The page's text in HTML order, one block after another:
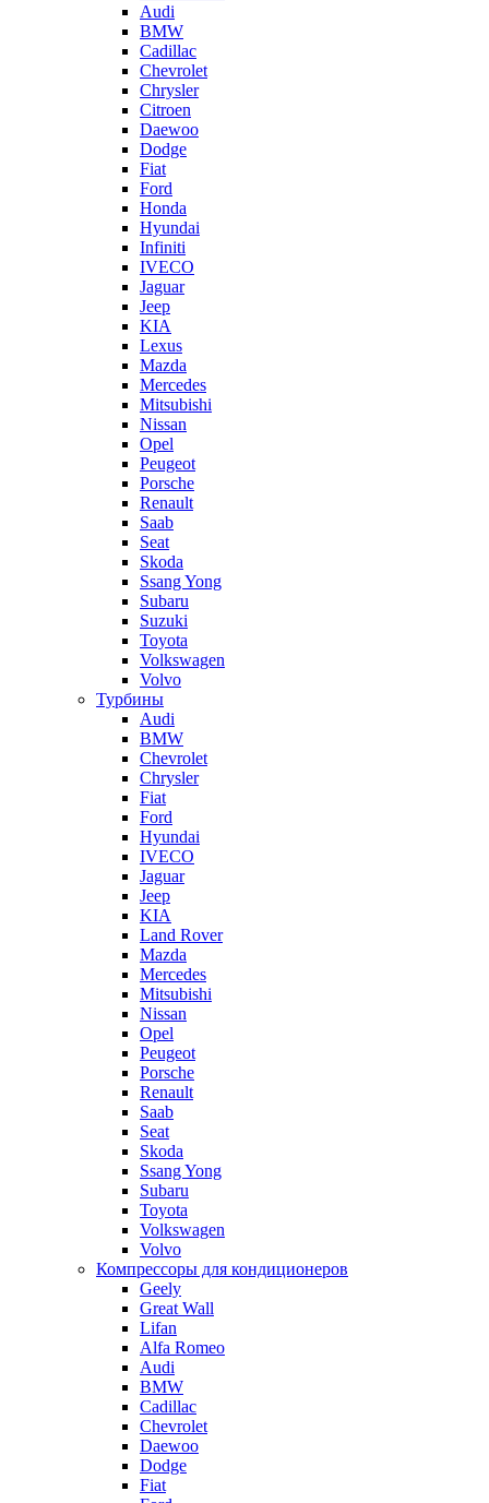
Audi
BMW
Cadillac
Chevrolet
Chrysler
Citroen
Daewoo
Dodge
Fiat
Ford
Honda
Hyundai
Infiniti
IVECO
Jaguar
Jeep
KIA
Lexus
Mazda
Mercedes
Mitsubishi
Nissan
Opel
Peugeot
Porsche
Renault
Saab
Seat
Skoda
Ssang Yong
Subaru
Suzuki
Toyota
Volkswagen
Volvo
Турбины
Audi
BMW
Chevrolet
Chrysler
Fiat
Ford
Hyundai
IVECO
Jaguar
Jeep
KIA
Land Rover
Mazda
Mercedes
Mitsubishi
Nissan
Opel
Peugeot
Porsche
Renault
Saab
Seat
Skoda
Ssang Yong
Subaru
Toyota
Volkswagen
Volvo
Компрессоры для кондиционеров
Geely
Great Wall
Lifan
Alfa Romeo
Audi
BMW
Cadillac
Chevrolet
Daewoo
Dodge
Fiat